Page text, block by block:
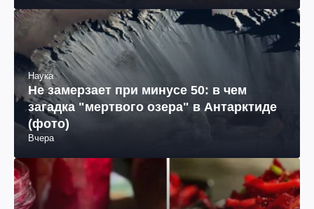
Наука
Не замерзает при минусе 50: в чем
загадка "мертвого озера" в Антарктиде
(фото)
Вчера